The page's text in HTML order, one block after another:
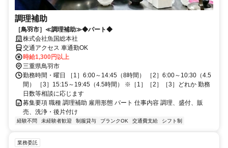
調理補助
［鳥羽市］≪調理補助≫◆パート◆
株式会社魚国総本社
交通アクセス 車通勤OK
時給1,300円以上
三重県鳥羽市
勤務時間・曜日 ［1］6:00～14:45（8時間） ［2］6:00～10:30（4.5
間） ［3］15:15～19:45（4.5時間） ※［1］［2］［3］どれか 勤務
日数等相談に応じます
募集要項 職種 調理補助 雇用形態 パート 仕事内容 調理、盛付、販
売、洗浄・後片付け
経験不問 未経験者歓迎 制服貸与 ブランクOK 交通費支給 シフト制
業務委託